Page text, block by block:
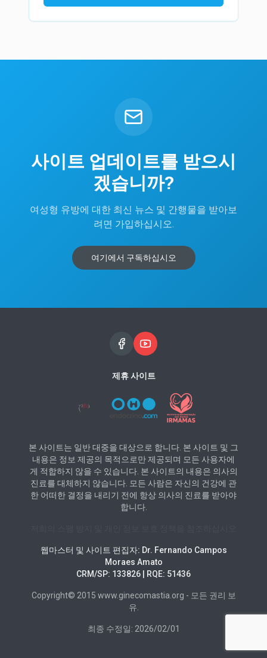
사이트 업데이트를 받으시
겠습니까?
여성형 유방에 대한 최신 뉴스 및 간행물을 받아보
려면 가입하십시오.
여기에서 구독하십시오
제휴 사이트
본 사이트는 일반 대중을 대상으로 합니다. 본 사이트 및 그
내용은 정보 제공의 목적으로만 제공되며 모든 사용자에
게 적합하지 않을 수 있습니다. 본 사이트의 내용은 의사의
진료를 대체하지 않습니다. 모든 사람은 자신의 건강에 관
한 어떠한 결정을 내리기 전에 항상 의사의 진료를 받아야
합니다.
웹마스터 및 사이트 편집자: Dr. Fernando Campos
Moraes Amato
CRM/SP: 133826 | RQE: 51436
Copyright© 2015 www.ginecomastia.org - 모든 권리 보
유.
최종 수정일: 2026/02/01